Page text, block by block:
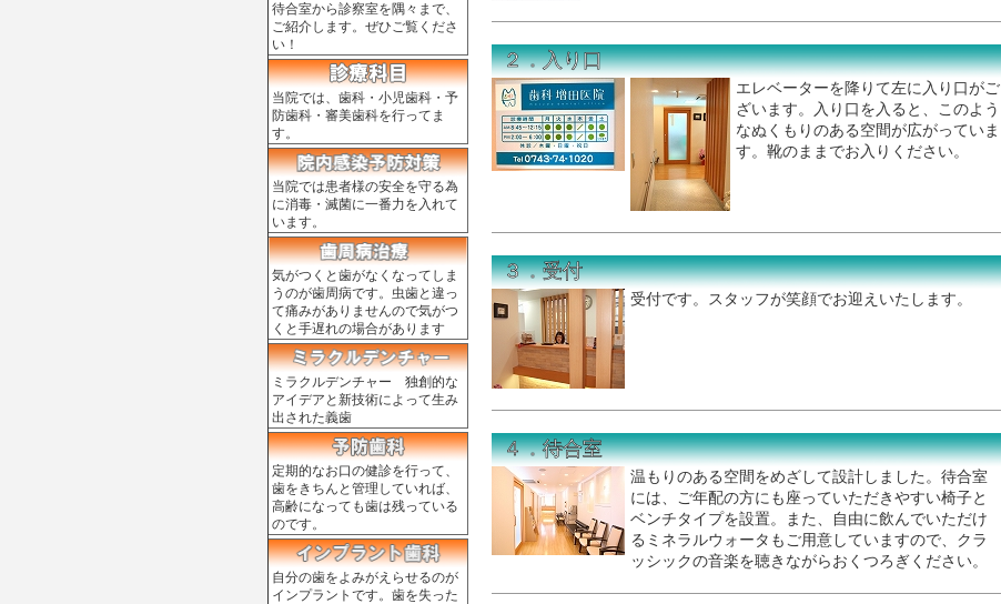
２．入り口
エレベーターを降りて左に入り口がご
ざいます。入り口を入ると、このよう
なぬくもりのある空間が広がっていま
す。靴のままでお入りください。
３．受付
受付です。スタッフが笑顔でお迎えいたします。
４．待合室
温もりのある空間をめざして設計しました。待合室
には、ご年配の方にも座っていただきやすい椅子と
ベンチタイプを設置。また、自由に飲んでいただけ
るミネラルウォータもご用意していますので、クラ
ッシックの音楽を聴きながらおくつろぎください。
待合室から診察室を隅々まで、
ご紹介します。ぜひご覧くださ
い！
当院では、歯科・小児歯科・予
防歯科・審美歯科を行ってま
す。
当院では患者様の安全を守る為
に消毒・滅菌に一番力を入れて
います。
気がつくと歯がなくなってしま
うのが歯周病です。虫歯と違っ
て痛みがありませんので気がつ
くと手遅れの場合があります
ミラクルデンチャー 独創的な
アイデアと新技術によって生み
出された義歯
定期的なお口の健診を行って、
歯をきちんと管理していれば、
高齢になっても歯は残っている
のです。
自分の歯をよみがえらせるのが
インプラントです。歯を失った